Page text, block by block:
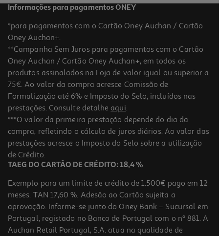
Spray Acrylic Bostik Castanho Chocolate 400ml
0.74 €/un
4,45 €
Informações para pagamentos ONEY
*para pagamentos com o Cartão Oney Auchan / Cartão
Oney Auchan+.
**Campanha Sem Juros para pagamentos com o Cartão
Oney Auchan / Cartão Oney Auchan+, em todos os
produtos assinalados na Loja de valor igual ou superior a
75€. Ao valor da compra acresce Comissão de
Formalização até 6% e Imposto do Selo, incluídos nas
prestações. Consulte detalhe aqui.
***O valor da primeira prestação depende do dia da
compra, refletindo o cálculo de juros diários. Ao valor das
prestações acresce o Imposto do Selo sobre a utilização
de Crédito.
TAEG DO CARTÃO DE CRÉDITO: 18,4 %
Exemplo para um limite de crédito de 1.500€ pago em 12
meses. TAN 17,60 %. Adesão ao Cartão sujeita a
aprovação. Informe-se junto do Oney Bank – Sucursal em
Portugal, registado no Banco de Portugal com o nº 881. A
Auchan Retail Portugal, S.A. atua na qualidade de